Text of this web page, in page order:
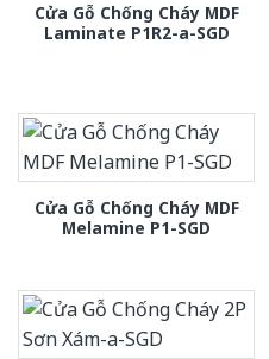
Cửa Gỗ Chống Cháy MDF
Laminate P1R2-a-SGD
Cửa Gỗ Chống Cháy MDF
Melamine P1-SGD